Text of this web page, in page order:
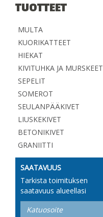
TUOTTEET
MULTA
KUORIKATTEET
HIEKAT
KIVITUHKA JA MURSKEET
SEPELIT
SOMEROT
SEULANPÄÄKIVET
LIUSKEKIVET
BETONIKIVET
GRANIITTI
SAATAVUUS
Tarkista toimituksen
saatavuus alueellasi